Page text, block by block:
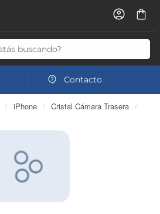
Contacto
/ iPhone / Cristal Cámara Trasera /